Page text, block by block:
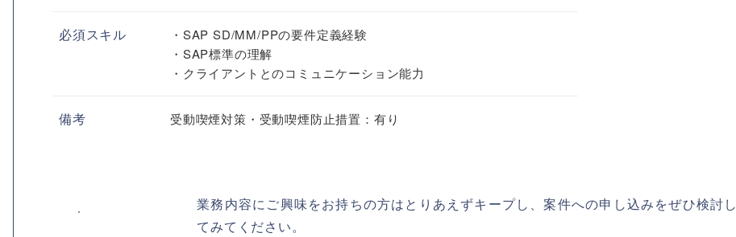
必須スキル
・SAP SD/MM/PPの要件定義経験
・SAP標準の理解
・クライアントとのコミュニケーション能力
備考 受動喫煙対策・受動喫煙防止措置：有り
業務内容にご興味をお持ちの方はとりあえずキープし、案件への申し込みをぜひ検討し
てみてください。